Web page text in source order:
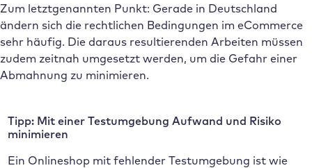
Zum letztgenannten Punkt: Gerade in Deutschland
ändern sich die rechtlichen Bedingungen im eCommerce
sehr häufig. Die daraus resultierenden Arbeiten müssen
zudem zeitnah umgesetzt werden, um die Gefahr einer
Abmahnung zu minimieren.
Tipp: Mit einer Testumgebung Aufwand und Risiko
minimieren
Ein Onlineshop mit fehlender Testumgebung ist wie